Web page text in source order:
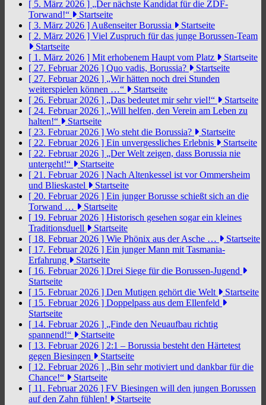
[ 5. März 2026 ] „Der nächste Kandidat für die ZDF-
Torwand!“
Startseite
[ 3. März 2026 ] Außenseiter Borussia
Startseite
[ 2. März 2026 ] Viel Zuspruch für das junge Borussen-Team
Startseite
[ 1. März 2026 ] Mit erhobenem Haupt vom Platz
Startseite
[ 27. Februar 2026 ] Quo vadis, Borussia?
Startseite
[ 27. Februar 2026 ] „Wir hätten noch drei Stunden
weiterspielen können …“
Startseite
[ 26. Februar 2026 ] „Das bedeutet mir sehr viel!“
Startseite
[ 24. Februar 2026 ] „Will helfen, den Verein am Leben zu
halten!“
Startseite
[ 23. Februar 2026 ] Wo steht die Borussia?
Startseite
[ 22. Februar 2026 ] Ein unvergessliches Erlebnis
Startseite
[ 22. Februar 2026 ] „Der Welt zeigen, dass Borussia nie
untergeht!“
Startseite
[ 21. Februar 2026 ] Nach Altenkessel ist vor Ommersheim
und Blieskastel
Startseite
[ 20. Februar 2026 ] Ein junger Borusse schießt sich an die
Torwand …
Startseite
[ 19. Februar 2026 ] Historisch gesehen sogar ein kleines
Traditionsduell
Startseite
[ 18. Februar 2026 ] Wie Phönix aus der Asche …
Startseite
[ 17. Februar 2026 ] Ein junger Mann mit Tasmania-
Erfahrung
Startseite
[ 16. Februar 2026 ] Drei Siege für die Borussen-Jugend
Startseite
[ 15. Februar 2026 ] Den Mutigen gehört die Welt
Startseite
[ 15. Februar 2026 ] Doppelpass aus dem Ellenfeld
Startseite
[ 14. Februar 2026 ] „Finde den Neuaufbau richtig
spannend!“
Startseite
[ 13. Februar 2026 ] 2:1 – Borussia besteht den Härtetest
gegen Biesingen
Startseite
[ 12. Februar 2026 ] „Bin sehr motiviert und dankbar für die
Chance!“
Startseite
[ 11. Februar 2026 ] FV Biesingen will den jungen Borussen
auf den Zahn fühlen!
Startseite